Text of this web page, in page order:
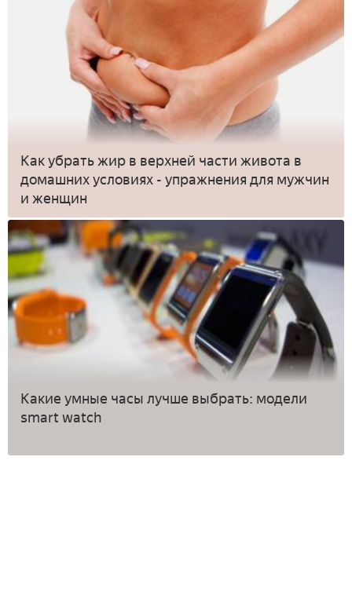
Как убрать жир в верхней части живота в
домашних условиях - упражнения для мужчин
и женщин
Какие умные часы лучше выбрать: модели
smart watch